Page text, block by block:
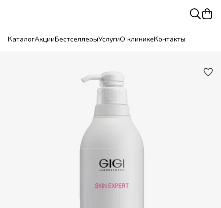
КаталогАкцииБестселлерыУслугиО клиникеКонтакты